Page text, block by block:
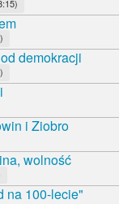
demokracji
i Ziobro
wolność
na 100-lecie"